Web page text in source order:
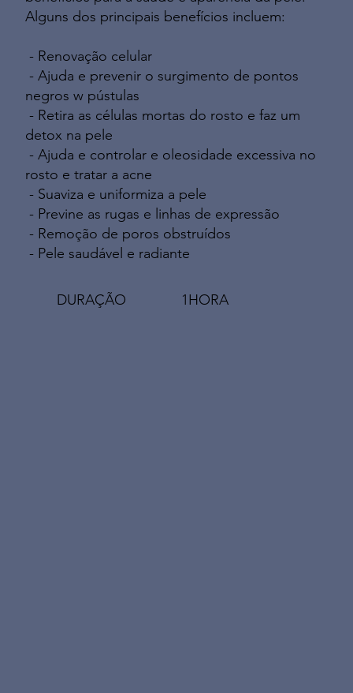
Alguns dos principais benefícios incluem:
- Renovação celular
- Ajuda e prevenir o surgimento de pontos
negros w pústulas
- Retira as células mortas do rosto e faz um
detox na pele
- Ajuda e controlar e oleosidade excessiva no
rosto e tratar a acne
- Suaviza e uniformiza a pele
- Previne as rugas e linhas de expressão
- Remoção de poros obstruídos
- Pele saudável e radiante
DURAÇÃO 1HORA